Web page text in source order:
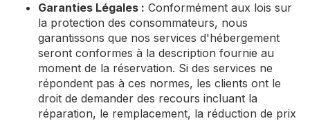
Garanties Légales : Conformément aux lois sur
la protection des consommateurs, nous
garantissons que nos services d'hébergement
seront conformes à la description fournie au
moment de la réservation. Si des services ne
répondent pas à ces normes, les clients ont le
droit de demander des recours incluant la
réparation, le remplacement, la réduction de prix